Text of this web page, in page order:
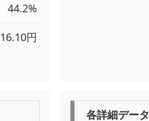
44.2%
16.10円
各詳細データ